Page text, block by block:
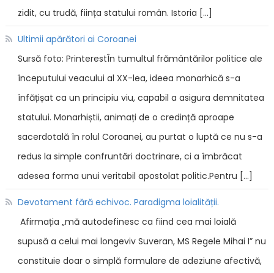
zidit, cu trudă, ființa statului român. Istoria […]
Ultimii apărători ai Coroanei
Sursă foto: PrinterestÎn tumultul frământărilor politice ale
începutului veacului al XX-lea, ideea monarhică s-a
înfățișat ca un principiu viu, capabil a asigura demnitatea
statului. Monarhiștii, animați de o credință aproape
sacerdotală în rolul Coroanei, au purtat o luptă ce nu s-a
redus la simple confruntări doctrinare, ci a îmbrăcat
adesea forma unui veritabil apostolat politic.Pentru […]
Devotament fără echivoc. Paradigma loialității.
Afirmația „mă autodefinesc ca fiind cea mai loială
supusă a celui mai longeviv Suveran, MS Regele Mihai I” nu
constituie doar o simplă formulare de adeziune afectivă,